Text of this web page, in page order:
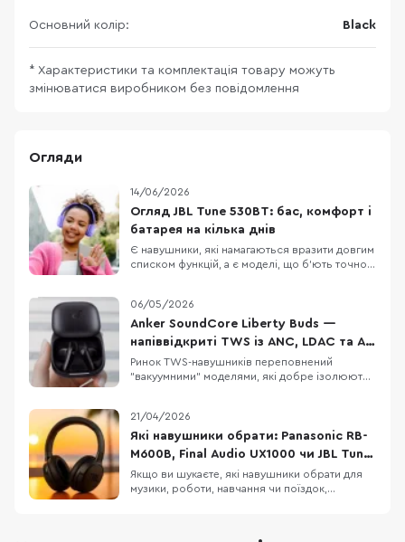
Основний колір: Black
* Характеристики та комплектація товару можуть
змінюватися виробником без повідомлення
Огляди
14/06/2026
Огляд JBL Tune 530BT: бас, комфорт і
батарея на кілька днів
Є навушники, які намагаються вразити довгим
списком функцій, а є моделі, що б’ють точно в
характер і батарея, про яку не доводиться
думати щодня. JBL Tune 530BT належать саме
до другої категорії. Це бездротові накладні
06/05/2026
Anker SoundCore Liberty Buds —
напіввідкриті TWS із ANC, LDAC та AI-
перекладом
Ринок TWS-навушників переповнений
"вакуумними" моделями, які добре ізолюють
пропонують інший підхід: напіввідкритий
дизайн без тиску у вухах, але з технологіями
рівня флагманів. Тут є адаптивне
шумозаглушення, LDAC,
21/04/2026
Які навушники обрати: Panasonic RB-
M600B, Final Audio UX1000 чи JBL Tune
770NC
Якщо ви шукаєте, які навушники обрати для
музики, роботи, навчання чи поїздок,